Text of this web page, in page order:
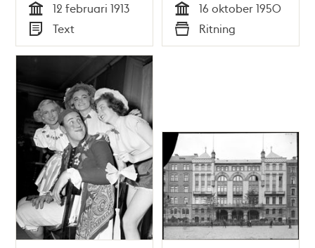
Tid
12 februari 1913
Typ
Text Tid
16 oktober 1950
Typ
Ritning